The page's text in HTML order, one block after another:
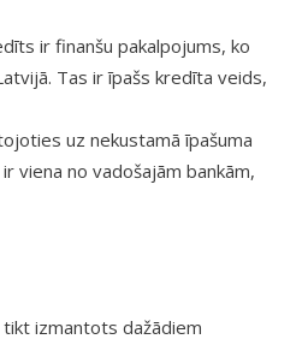
ir finanšu pakalpojums, ko
Tas ir īpašs kredīta veids,
uz nekustamā īpašuma
viena no vadošajām bankām,
izmantots dažādiem